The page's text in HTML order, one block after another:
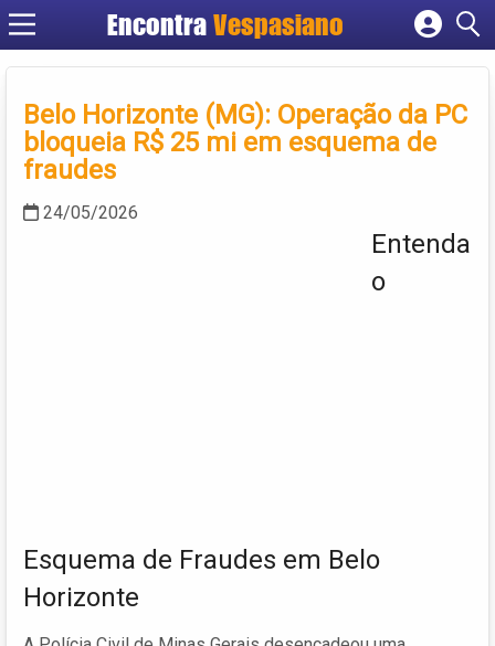
Encontra Vespasiano
Cadastrar empresa
Criar conta
Belo Horizonte (MG): Operação da PC
bloqueia R$ 25 mi em esquema de
fraudes
24/05/2026
Entenda
o
Esquema de Fraudes em Belo
Horizonte